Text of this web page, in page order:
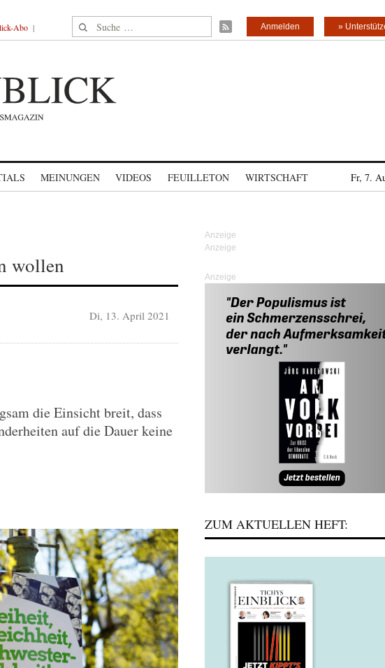
Abo Suche nach: »
Anmelden
MEINUNGEN VIDEOS FEUILLETON WIRTSCHAFT Fr, 7.
wollen
Di, 13. April 2021
die Einsicht breit, dass
auf die Dauer keine
Anzeige
ZUM AKTUELLEN HEFT: